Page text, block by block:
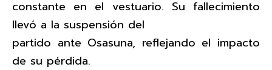
constante en el vestuario. Su fallecimiento
llevó a la suspensión del
partido ante Osasuna, reflejando el impacto
de su pérdida.